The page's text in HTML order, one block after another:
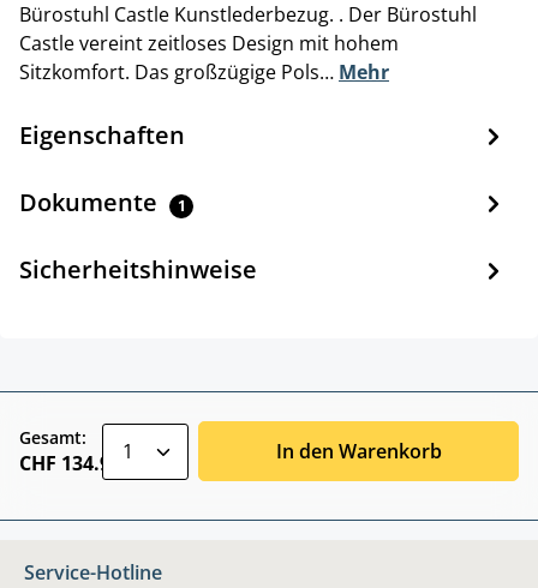
Bürostuhl Castle Kunstlederbezug. . Der Bürostuhl
Castle vereint zeitloses Design mit hohem
Sitzkomfort. Das großzügige Pols… Mehr
Eigenschaften
Dokumente 1
Sicherheitshinweise
Gesamt:
CHF 134.90 In den Warenkorb
Service-Hotline